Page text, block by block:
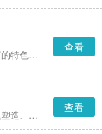
乘坐火箭安卓版凭借独特的亮点、丰富的特色、简单的玩法与刺激的挑战，已然成为玩家们青睐的休闲游戏。在这里，你能体验驾驶火箭遨游宇宙的无穷乐趣，在重重障碍面前，展现你的智慧与勇气。赶紧加入这场星际冒险，成为真正的火箭大师吧。
查看
《修勾地铁逃亡》凭借别具一格的角色塑造、琳琅满目的道具系统与轻松诙谐的美术风格，迅速俘获了众多玩家的目光。游戏操作门槛低，却蕴含十足的挑战性，使玩家在游玩过程中既能感受到紧张刺激，又能收获满满的乐趣。此外，关卡设计巧妙多变，极大地提升了游戏的耐玩性，促使玩家在一次次挑战中突破自我，精进游戏技巧。
查看